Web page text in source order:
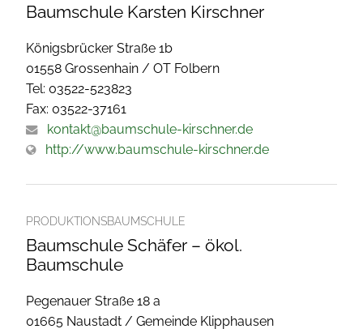
Baumschule Karsten Kirschner
Königsbrücker Straße 1b
01558 Grossenhain / OT Folbern
Tel: 03522-523823
Fax: 03522-37161
kontakt@baumschule-kirschner.de
http://www.baumschule-kirschner.de
PRODUKTIONSBAUMSCHULE
Baumschule Schäfer – ökol.
Baumschule
Pegenauer Straße 18 a
01665 Naustadt / Gemeinde Klipphausen